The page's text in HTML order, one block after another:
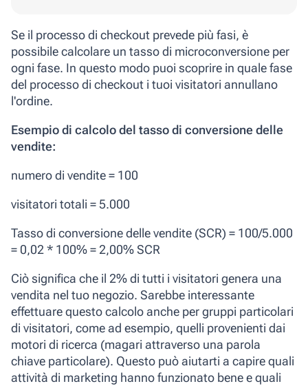
Se il processo di checkout prevede più fasi, è
possibile calcolare un tasso di microconversione per
ogni fase. In questo modo puoi scoprire in quale fase
del processo di checkout i tuoi visitatori annullano
l'ordine.
Esempio di calcolo del tasso di conversione delle
vendite:
numero di vendite = 100
visitatori totali = 5.000
Tasso di conversione delle vendite (SCR) = 100/5.000
= 0,02 * 100% = 2,00% SCR
Ciò significa che il 2% di tutti i visitatori genera una
vendita nel tuo negozio. Sarebbe interessante
effettuare questo calcolo anche per gruppi particolari
di visitatori, come ad esempio, quelli provenienti dai
motori di ricerca (magari attraverso una parola
chiave particolare). Questo può aiutarti a capire quali
attività di marketing hanno funzionato bene e quali